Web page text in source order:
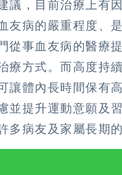
議，目前治療上有
友病的嚴重程度、
從事血友病的醫療
療方式。而高度持
讓體內長時間保有
並提升運動意願及
多病友及家屬長期